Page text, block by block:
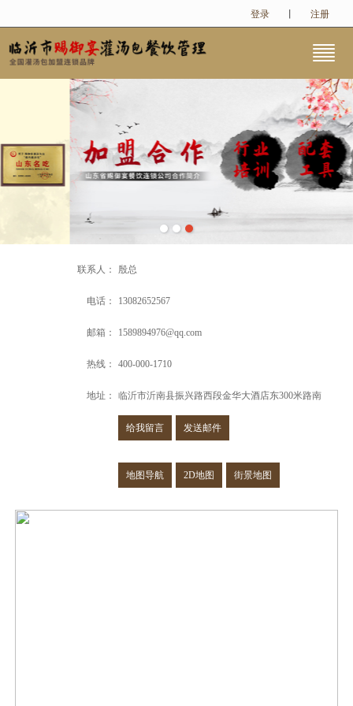
很遗憾，因您的浏览器版本过低导致无法获得最佳浏览体验，推荐下载安装谷歌浏览器！
登录 丨 注册
联系人： 殷总
电话： 13082652567
邮箱： 1589894976@qq.com
热线： 400-000-1710
地址： 临沂市沂南县振兴路西段金华大酒店东300米路南
给我留言 发送邮件
地图导航 2D地图 街景地图